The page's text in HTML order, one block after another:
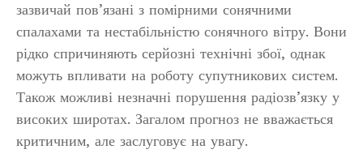
зазвичай пов’язані з помірними сонячними
спалахами та нестабільністю сонячного вітру. Вони
рідко спричиняють серйозні технічні збої, однак
можуть впливати на роботу супутникових систем.
Також можливі незначні порушення радіозв’язку у
високих широтах. Загалом прогноз не вважається
критичним, але заслуговує на увагу.